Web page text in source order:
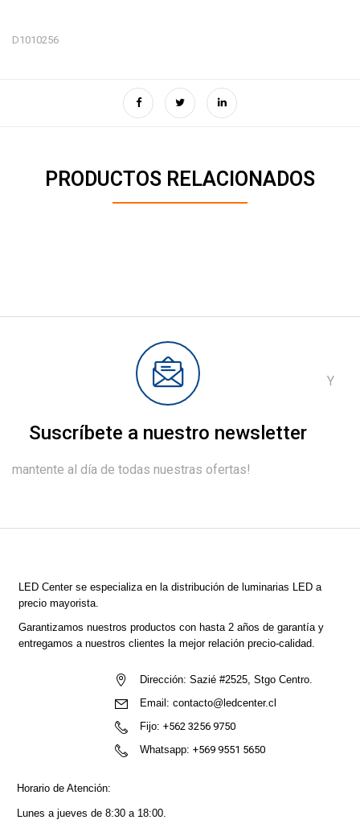
D1010256
PRODUCTOS RELACIONADOS
Suscríbete a nuestro newsletter
Y
mantente al día de todas nuestras ofertas!
LED Centerse especializa en la distribución de luminarias LED a
precio mayorista.
Garantizamos nuestros productos con hasta 2 años de garantía y
entregamos a nuestros clientes la mejor relación precio-calidad.
Dirección: Sazié #2525, Stgo Centro.
Email: contacto@ledcenter.cl
Fijo: +562 3256 9750
Whatsapp: +569 9551 5650
Horario de Atención:
Lunes a jueves de 8:30 a 18:00.